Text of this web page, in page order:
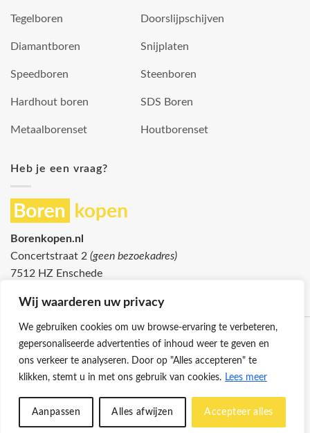
Wij waarderen uw privacy
We gebruiken cookies om uw browse-ervaring te verbeteren,
gepersonaliseerde advertenties of inhoud weer te geven en
ons verkeer te analyseren. Door op "Alles accepteren" te
klikken, stemt u in met ons gebruik van cookies. Lees meer
Aanpassen Alles afwijzen Accepteer alles
Tegelboren
Diamantboren
Speedboren
Hardhout boren
Metaalborenset
Doorslijpschijven
Snijplaten
Steenboren
SDS Boren
Houtborenset
Heb je een vraag?
Borenkopen.nl
Concertstraat 2 (geen bezoekadres)
7512 HZ Enschede
© 2026 -Borenkopen.nl